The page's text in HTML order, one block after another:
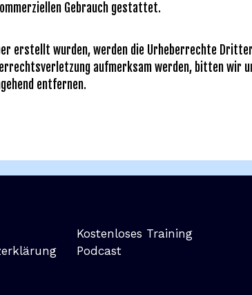
Gebrauch gestattet.
erstellt wurden, werden die Urheberrechte
aufmerksam werden, bitten wir
entfernen.
Kostenloses Training
Podcast